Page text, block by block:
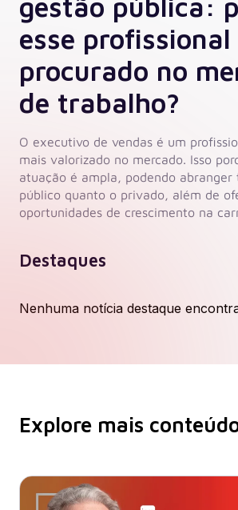
esse
procurado no
de trabalho?
O executivo de vendas é um
mais valorizado no mercado. Isso
atuação é ampla, podendo
público quanto o privado, além de
oportunidades de crescimento na
Destaques
Nenhuma notícia destaque
Explore mais